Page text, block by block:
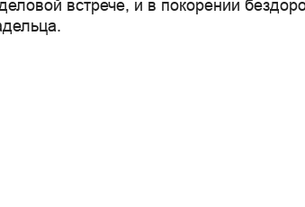
встрече, и в покорении